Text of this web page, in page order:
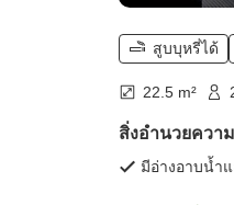
สูบบุหรี่ได้
22.5 m²
สิ่งอำนวยควา
มีอ่างอาบน้ำ